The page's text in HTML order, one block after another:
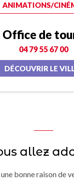
ANIMATIONS/
de
04 79 55 67 00
DÉCOUVRIR LE
allez
bonne raison de